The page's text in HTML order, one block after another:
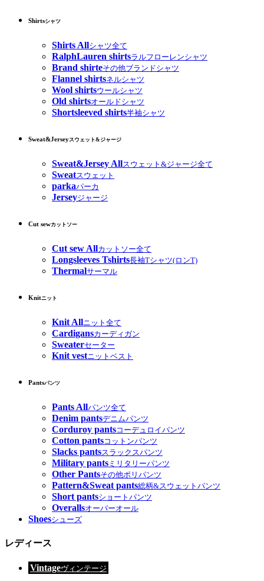
Shirtsシャツ
Shirts Allシャツ全て
RalphLauren shirtsラルフローレンシャツ
Brand shirteその他ブランドシャツ
Flannel shirtsネルシャツ
Wool shirtsウールシャツ
Old shirtsオールドシャツ
Shortsleeved shirts半袖シャツ
Sweat&Jerseyスウェット&ジャージ
Sweat&Jersey Allスウェット&ジャージ全て
Sweatスウェット
parkaパーカ
Jerseyジャージ
Cut sewカットソー
Cut sew Allカットソー全て
Longsleeves Tshirts長袖Tシャツ(ロンT)
Thermalサーマル
Knitニット
Knit Allニット全て
Cardigansカーディガン
Sweaterセーター
Knit vestニットベスト
Pantsパンツ
Pants Allパンツ全て
Denim pantsデニムパンツ
Corduroy pantsコーデュロイパンツ
Cotton pantsコットンパンツ
Slacks pantsスラックスパンツ
Military pants ミリタリーパンツ
Other Pantsその他ポリパンツ
Pattern&Sweat pants総柄&スウェットパンツ
Short pantsショートパンツ
Overallsオーバーオール
Shoesシューズ
レディース
Vintageヴィンテージ